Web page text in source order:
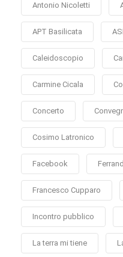
Antonio Nicoletti
APT Basilicata
Caleidoscopio
Carmine Cicala
Concerto
Cosimo Latronico
Facebook
Francesco Cupparo
Incontro pubblico
La terra mi tiene